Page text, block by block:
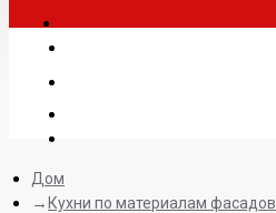
Дом
Кухни по материалам фасадов